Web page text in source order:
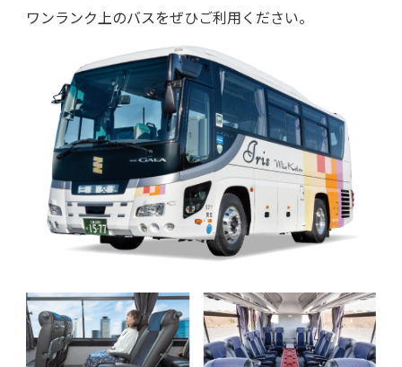
ワンランク上のバスをぜひご利用ください。